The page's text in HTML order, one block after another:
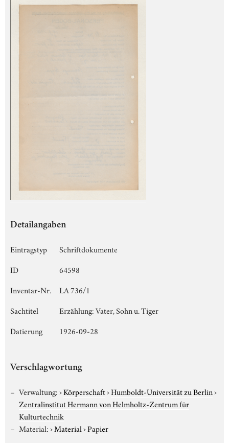
Detailangaben
Eintragstyp
Schriftdokumente
ID
64598
Inventar-Nr.
LA 736/1
Sachtitel
Erzählung: Vater, Sohn u. Tiger
Datierung
1926-09-28
Verschlagwortung
Verwaltung:›Körperschaft›Humboldt-Universität zu Berlin›
Zentralinstitut Hermann von Helmholtz-Zentrum für
Kulturtechnik
Material:›Material›Papier